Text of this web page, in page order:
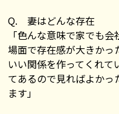
Q. 妻はどんな存在
「色んな意味で家でも
場面で存在感が大きかっ
いい関係を作ってくれ
てあるので見ればよかっ
ます」